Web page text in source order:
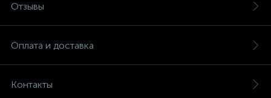
Отзывы
Оплата и доставка
Контакты